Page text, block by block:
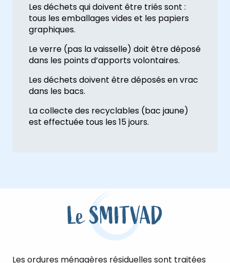
Les déchets qui doivent être triés sont :
tous les emballages vides et les papiers
graphiques.
Le verre (pas la vaisselle) doit être déposé
dans les points d’apports volontaires.
Les déchets doivent être déposés en vrac
dans les bacs.
La collecte des recyclables (bac jaune)
est effectuée tous les 15 jours.
Le SMITVAD
Les ordures ménagères résiduelles sont traitées